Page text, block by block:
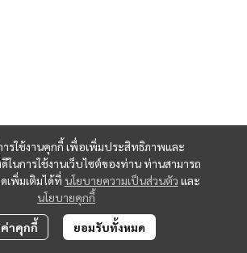
ารใช้งานคุกกี้ เพื่อเพิ่มประสิทธิภาพและ
นการใช้งานเว็บไซต์ของท่าน ท่านสามารถ
เพิ่มเติมได้ที่ นโยบายความเป็นส่วนตัว และ
นโยบายคุกกี้
าคุกกี้ ยอมรับทั้งหมด